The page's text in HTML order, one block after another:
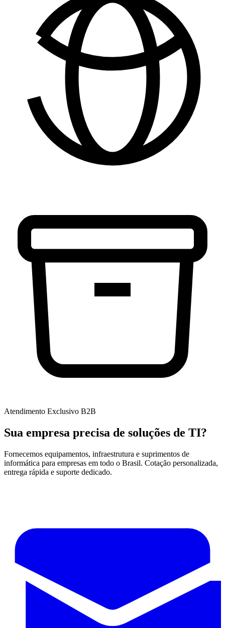
Atendimento Exclusivo B2B
Sua empresa precisa de soluções de TI?
Fornecemos equipamentos, infraestrutura e suprimentos de
informática para empresas em todo o Brasil. Cotação personalizada,
entrega rápida e suporte dedicado.